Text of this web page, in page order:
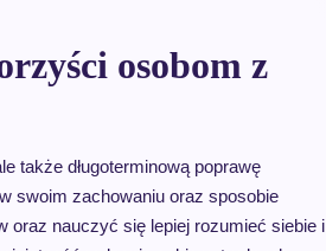
osobom z
także długoterminową poprawę
swoim zachowaniu oraz sposobie
oraz nauczyć się lepiej rozumieć siebie i